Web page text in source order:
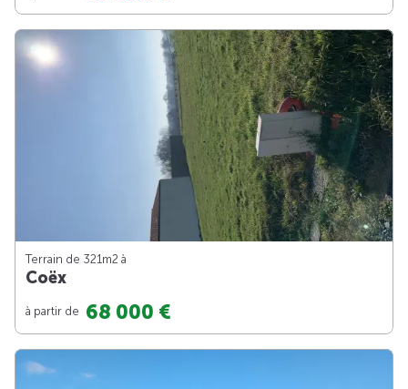
Terrain de 321m2 à
Coëx
à partir de 68 000 €